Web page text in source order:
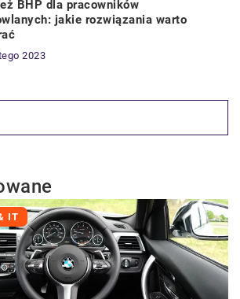
BHP dla pracowników
jakie rozwiązania warto
2023
IT